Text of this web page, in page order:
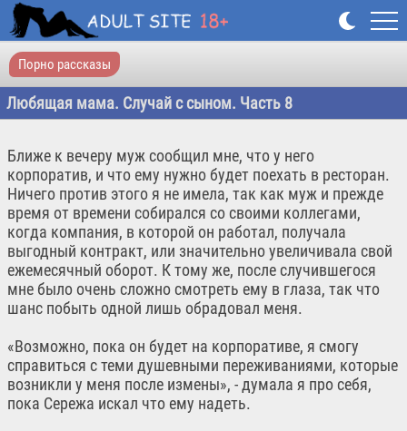
Порно рассказы
Любящая мама. Случай с сыном. Часть 8
Ближе к вечеру муж сообщил мне, что у него
корпоратив, и что ему нужно будет поехать в ресторан.
Ничего против этого я не имела, так как муж и прежде
время от времени собирался со своими коллегами,
когда компания, в которой он работал, получала
выгодный контракт, или значительно увеличивала свой
ежемесячный оборот. К тому же, после случившегося
мне было очень сложно смотреть ему в глаза, так что
шанс побыть одной лишь обрадовал меня.
«Возможно, пока он будет на корпоративе, я смогу
справиться с теми душевными переживаниями, которые
возникли у меня после измены», - думала я про себя,
пока Сережа искал что ему надеть.